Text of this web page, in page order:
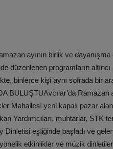
ayının birlik ve
düzenlenen programların altıncı
binlerce kişi aynı sofrada bir
BULUŞTUAvcılar’da Ramazan
Mahallesi yeni kapalı pazar
Yardımcıları, muhtarlar, STK
Dinletisi eşliğinde başladı ve
etkinlikler ve müzik